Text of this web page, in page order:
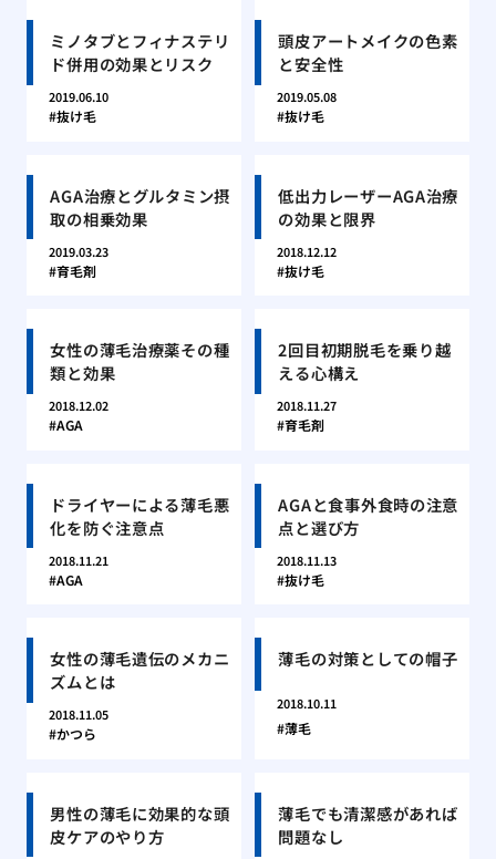
ミノタブとフィナステリ
ド併用の効果とリスク
2019.06.10
抜け毛
頭皮アートメイクの色素
と安全性
2019.05.08
抜け毛
AGA治療とグルタミン摂
取の相乗効果
2019.03.23
育毛剤
低出力レーザーAGA治療
の効果と限界
2018.12.12
抜け毛
女性の薄毛治療薬その種
類と効果
2018.12.02
AGA
2回目初期脱毛を乗り越
える心構え
2018.11.27
育毛剤
ドライヤーによる薄毛悪
化を防ぐ注意点
2018.11.21
AGA
AGAと食事外食時の注意
点と選び方
2018.11.13
抜け毛
女性の薄毛遺伝のメカニ
ズムとは
2018.11.05
かつら
薄毛の対策としての帽子
2018.10.11
薄毛
男性の薄毛に効果的な頭
皮ケアのやり方
薄毛でも清潔感があれば
問題なし